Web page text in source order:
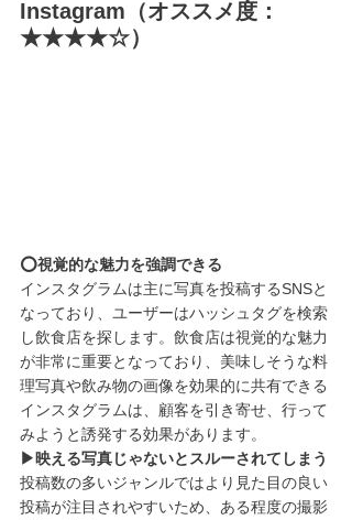
Instagram（オススメ度：
★★★★☆）
⭕️視覚的な魅力を強調できる
インスタグラムは主に写真を投稿するSNSと
なっており、ユーザーはハッシュタグを検索
し飲食店を探します。飲食店は視覚的な魅力
が非常に重要となっており、美味しそうな料
理写真や飲み物の画像を効果的に共有できる
インスタグラムは、顧客を引き寄せ、行って
みようと誘発する効果があります。
▶︎映える写真じゃないとスルーされてしまう
投稿数の多いジャンルではより見た目の良い
投稿が注目されやすいため、ある程度の撮影